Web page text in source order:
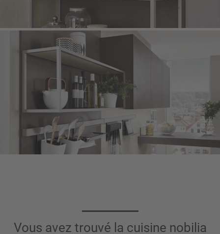
Vous avez trouvé la cuisine nobilia